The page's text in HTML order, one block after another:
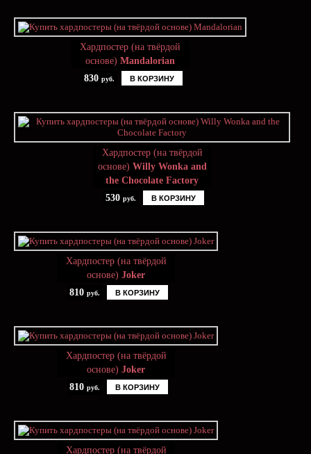
Хардпостер (на твёрдой
основе) Mandalorian
830 руб. В КОРЗИНУ
Хардпостер (на твёрдой
основе) Willy Wonka and
the Chocolate Factory
530 руб. В КОРЗИНУ
Хардпостер (на твёрдой
основе) Joker
810 руб. В КОРЗИНУ
Хардпостер (на твёрдой
основе) Joker
810 руб. В КОРЗИНУ
Хардпостер (на твёрдой